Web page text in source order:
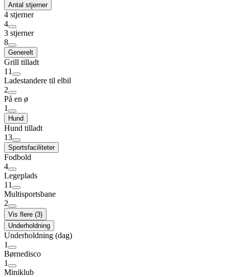
Antal stjerner
4 stjerner
4
3 stjerner
8
Generelt
Grill tilladt
11
Ladestandere til elbil
2
På en ø
1
Hund
Hund tilladt
13
Sportsfaciliteter
Fodbold
4
Legeplads
11
Multisportsbane
2
Vis flere (3)
Underholdning
Underholdning (dag)
1
Børnedisco
1
Miniklub